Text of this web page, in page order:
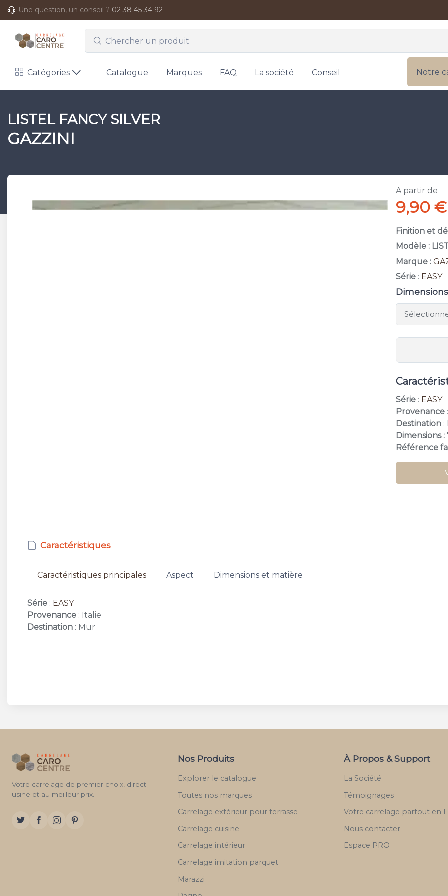
Une question, un conseil ? 02 38 45 34 92
Catégories Catalogue Marques FAQ La société Conseil Notre
LISTEL FANCY SILVER
GAZZINI
A partir de
9,90 €
Finition et
Modèle :
Marque :
Série : EASY
Dimensions
Série : EASY
Provenance
Destination :
Dimensions :
Référence
Caractéristiques
Caractéristiques principales Aspect Dimensions et matière
Série : EASY
Provenance : Italie
Destination : Mur
Votre carrelage de premier choix, direct
usine et au meilleur prix.
Nos Produits
Explorer le catalogue
Toutes nos marques
Carrelage extérieur pour terrasse
Carrelage cuisine
Carrelage intérieur
Carrelage imitation parquet
Marazzi
À Propos & Support
La Société
Témoignages
Votre carrelage partout en
Nous contacter
Espace PRO